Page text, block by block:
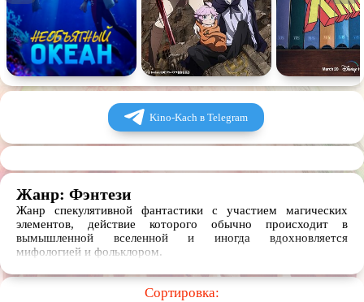
Kino-Kach в Telegram
Жанр: Фэнтези
Жанр спекулятивной фантастики с участием магических
элементов, действие которого обычно происходит в
вымышленной вселенной и иногда вдохновляется
мифологией и фольклором.
Сортировка: